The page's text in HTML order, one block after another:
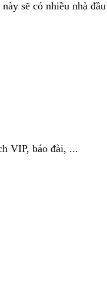
sẽ có nhiều nhà đầu
VIP, báo đài, ...